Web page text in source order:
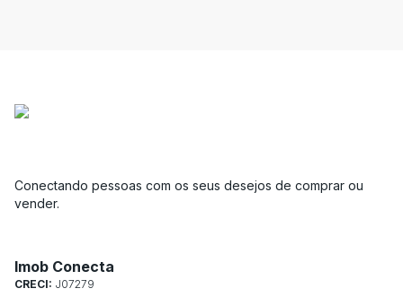
Conectando pessoas com os seus desejos de comprar ou
vender.
Imob Conecta
CRECI: J07279